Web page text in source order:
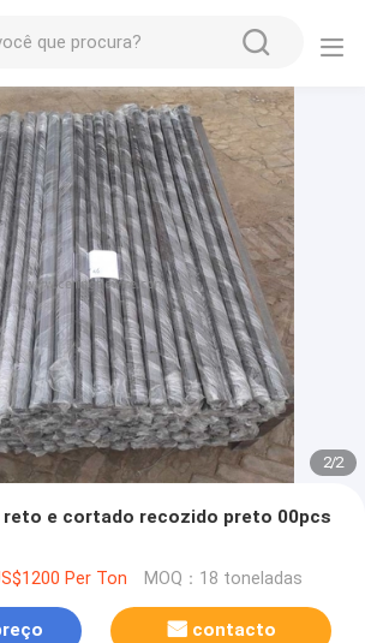
2/2
reto e cortado recozido preto 00pcs
Per Ton MOQ：18 toneladas
contacto